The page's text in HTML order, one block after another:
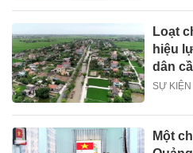
Loạt
hiệu
dân
SỰ KIỆN
Một